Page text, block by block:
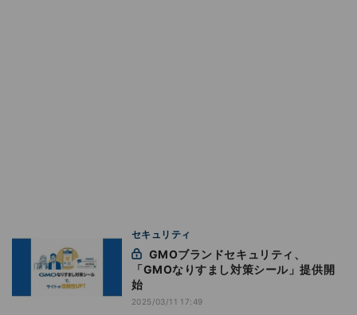
セキュリティ
「GMOなりすまし対策シール」提供開
始
2025/03/11 17:49